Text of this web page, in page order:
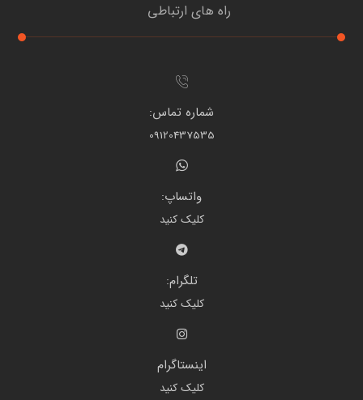
راه های ارتباطی
شماره تماس:
09120437535
واتساپ:
کلیک کنید
تلگرام:
کلیک کنید
اینستاگرام
کلیک کنید